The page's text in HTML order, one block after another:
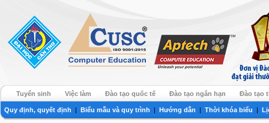
Tuyển sinh Việc làm Đào tạo quốc tế Đào tạo ngắn hạn Đào tạo
Quy định, quyết định | Biểu mẫu và quy trình | Hướng dẫn | Thời khóa biểu |